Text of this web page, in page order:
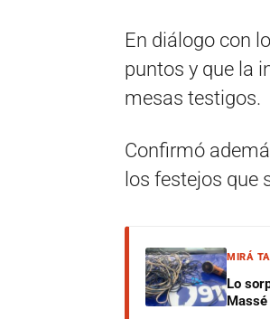
En diálogo con
puntos y que la
mesas testigos.
Confirmó
los festejos que
MIRÁ
Lo
Massé